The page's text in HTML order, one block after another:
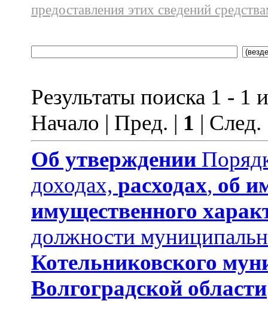
предоставления этих сведений
Результаты поиска 1 - 1
Начало | Пред. | 1 |
Об утверждении
доходах, расходах, об
имущественного
должности
Котельниковского
Волгоградской области